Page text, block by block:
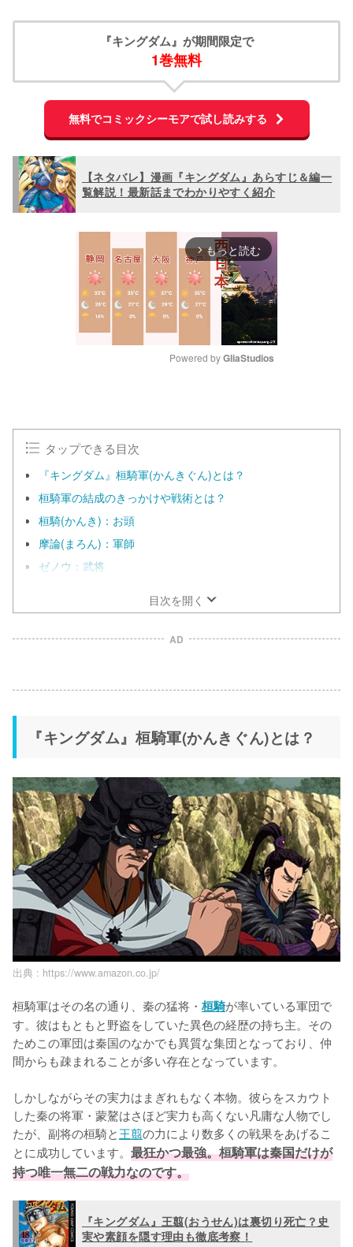
『キングダム』が期間限定で
1巻無料
無料でコミックシーモアで試し読みする
【ネタバレ】漫画『キングダム』あらすじ＆編一
覧解説！最新話までわかりやすく紹介
arrow_forward_ios もっと読む
Powered by GliaStudios
タップできる目次
『キングダム』桓騎軍(かんきぐん)とは？
桓騎軍の結成のきっかけや戦術とは？
桓騎(かんき)：お頭
摩論(まろん)：軍師
ゼノウ：武将
目次を開く
AD
『キングダム』桓騎軍(かんきぐん)とは？
出典 : https://www.amazon.co.jp/
桓騎軍はその名の通り、秦の猛将・ 桓騎が率いている軍団で
す。彼はもともと野盗をしていた異色の経歴の持ち主。その
ためこの軍団は秦国のなかでも異質な集団となっており、仲
間からも疎まれることが多い存在となっています。
しかしながらその実力はまぎれもなく本物。彼らをスカウト
した秦の将軍・蒙驁はさほど実力も高くない凡庸な人物でし
たが、副将の桓騎と王翦の力により数多くの戦果をあげるこ
とに成功しています。 最狂かつ最強。桓騎軍は秦国だけが
持つ唯一無二の戦力なのです。
『キングダム』王翦(おうせん)は裏切り死亡？史
実や素顔を隠す理由も徹底考察！